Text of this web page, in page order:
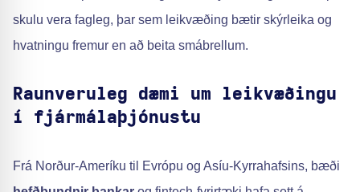
skulu vera fagleg, þar sem leikvæðing bætir skýrleika og
hvatningu fremur en að beita smábrellum.
Raunveruleg dæmi um leikvæðingu
í fjármálaþjónustu
Frá Norður-Ameríku til Evrópu og Asíu-Kyrrahafsins, bæði